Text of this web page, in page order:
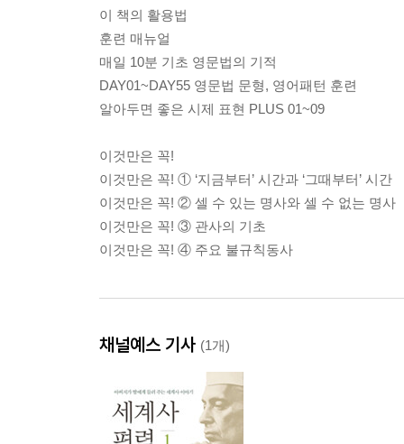
이 책의 활용법
훈련 매뉴얼
매일 10분 기초 영문법의 기적
DAY01~DAY55 영문법 문형, 영어패턴 훈련
알아두면 좋은 시제 표현 PLUS 01~09
이것만은 꼭!
이것만은 꼭! ① ‘지금부터’ 시간과 ‘그때부터’ 시간
이것만은 꼭! ② 셀 수 있는 명사와 셀 수 없는 명사
이것만은 꼭! ③ 관사의 기초
이것만은 꼭! ④ 주요 불규칙동사
채널예스 기사 (1개)